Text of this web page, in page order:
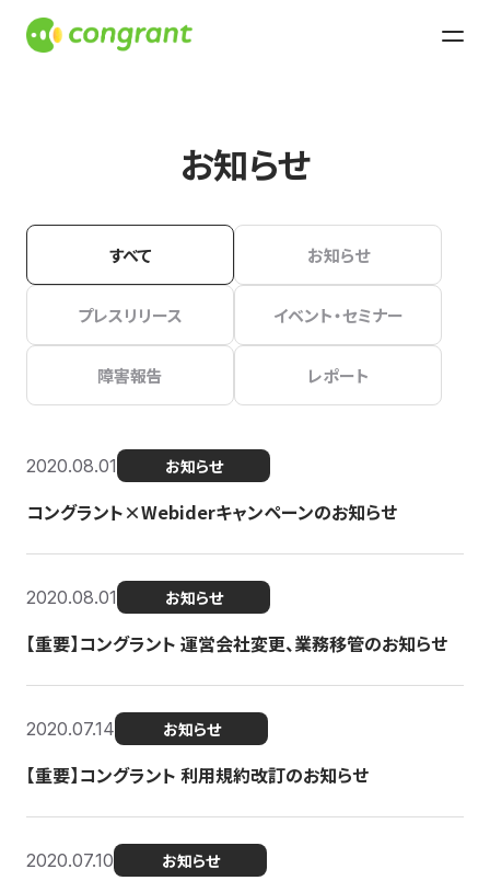
お知らせ
すべて お知らせ
プレスリリース イベント・セミナー
障害報告 レポート
2020.08.01 お知らせ
コングラント×Webiderキャンペーンのお知らせ
2020.08.01 お知らせ
【重要】コングラント 運営会社変更、業務移管のお知らせ
2020.07.14 お知らせ
【重要】コングラント 利用規約改訂のお知らせ
2020.07.10 お知らせ